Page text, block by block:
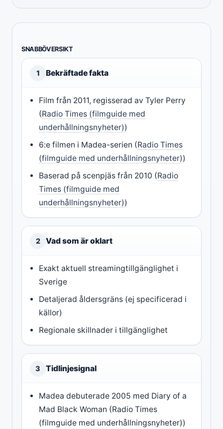
SNABBÖVERSIKT
1 Bekräftade fakta
Film från 2011, regisserad av Tyler Perry
(Radio Times (filmguide med
underhållningsnyheter))
6:e filmen i Madea-serien (Radio Times
(filmguide med underhållningsnyheter))
Baserad på scenpjäs från 2010 (Radio
Times (filmguide med
underhållningsnyheter))
2 Vad som är oklart
Exakt aktuell streamingtillgänglighet i
Sverige
Detaljerad åldersgräns (ej specificerad i
källor)
Regionale skillnader i tillgänglighet
3 Tidlinjesignal
Madea debuterade 2005 med Diary of a
Mad Black Woman (Radio Times
(filmguide med underhållningsnyheter))